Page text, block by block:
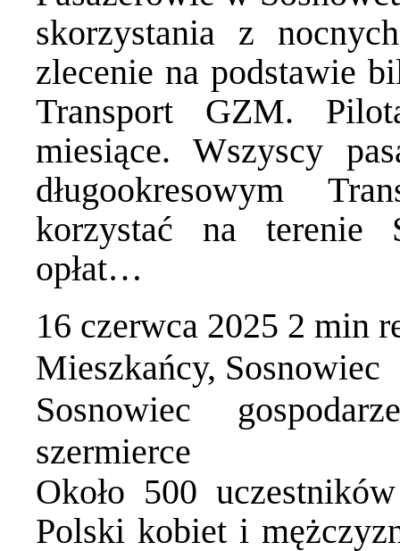
skorzystania z
zlecenie na podstawie
Transport GZM.
miesiące. Wszyscy
długookresowym
korzystać na terenie
opłat…
16 czerwca 2025 2 min
Mieszkańcy, Sosnowiec
Sosnowiec
szermierce
Około 500
Polski kobiet i